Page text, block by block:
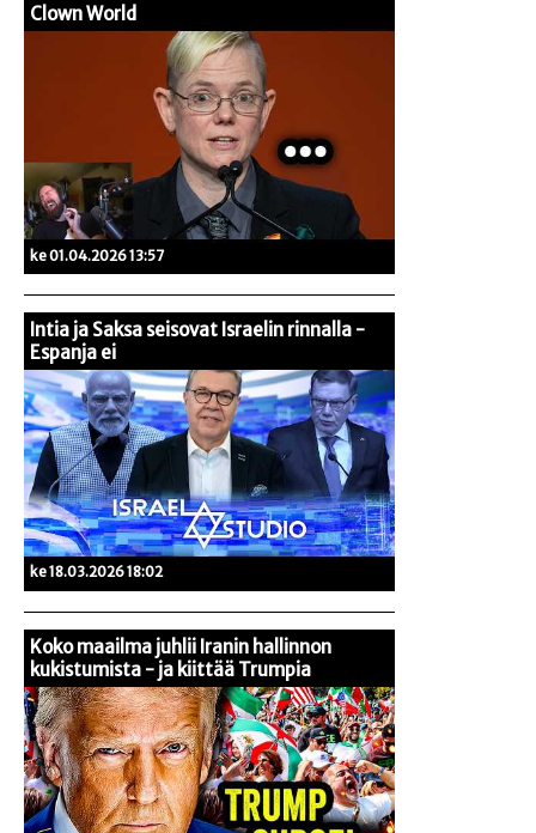
Clown World
ke 01.04.2026 13:57
Intia ja Saksa seisovat Israelin rinnalla -
Espanja ei
ke 18.03.2026 18:02
Koko maailma juhlii Iranin hallinnon
kukistumista - ja kiittää Trumpia